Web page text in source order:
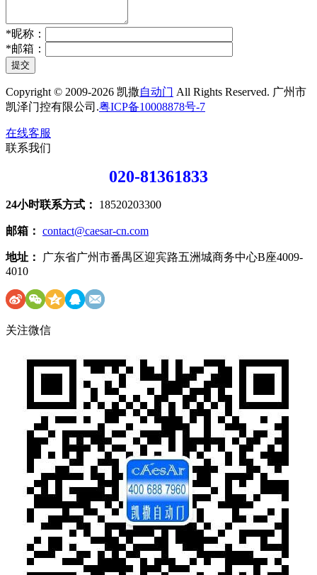
*昵称：
*邮箱：
提交
Copyright © 2009-2026 凯撒自动门 All Rights Reserved. 广州市
凯泽门控有限公司.粤ICP备10008878号-7
在线客服
联系我们
020-81361833
24小时联系方式： 18520203300
邮箱： contact@caesar-cn.com
地址：
广东省广州市番禺区迎宾路五洲城商务中心B座4009-
4010
关注微信